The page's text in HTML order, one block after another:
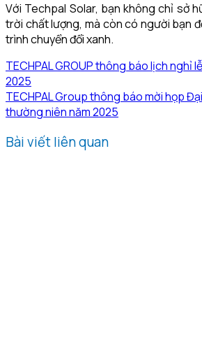
Với Techpal Solar, bạn không chỉ sở
trời chất lượng, mà còn có người bạn
trình chuyển đổi xanh.
TECHPAL GROUP thông báo lịch nghỉ
2025
TECHPAL Group thông báo mời họp
thường niên năm 2025
Bài viết liên quan